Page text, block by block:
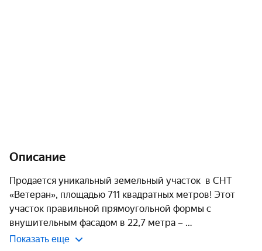
Описание
Продается уникальный земельный участок  в СНТ
«Ветеран», площадью 711 квадратных метров! Этот
участок правильной прямоугольной формы с
внушительным фасадом в 22,7 метра –
Показать еще